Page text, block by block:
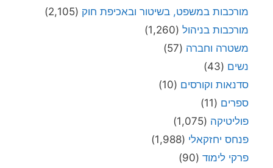
מורכבות במשפט, בשיטור ובאכיפת חוק (2,105)
מורכבות בניהול (1,260)
משטרה וחברה (57)
נשים (43)
סדנאות וקורסים (10)
ספרים (11)
פוליטיקה (1,075)
פנחס יחזקאלי (1,988)
פרקי לימוד (90)